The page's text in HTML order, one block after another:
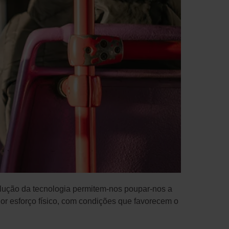
da tecnologia permitem-nos poupar-nos a
esforço físico, com condições que favorecem o